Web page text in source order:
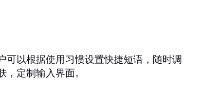
可以根据使用习惯设置快捷短语，随时调
定制输入界面。